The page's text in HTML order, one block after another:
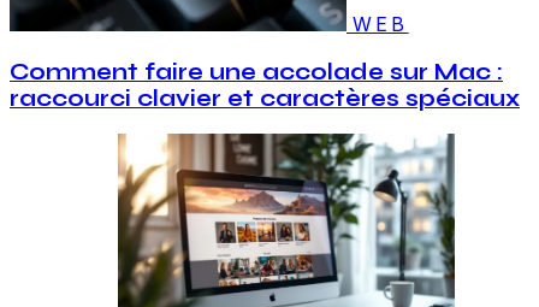
WEB
Comment faire une accolade sur Mac :
raccourci clavier et caractères spéciaux